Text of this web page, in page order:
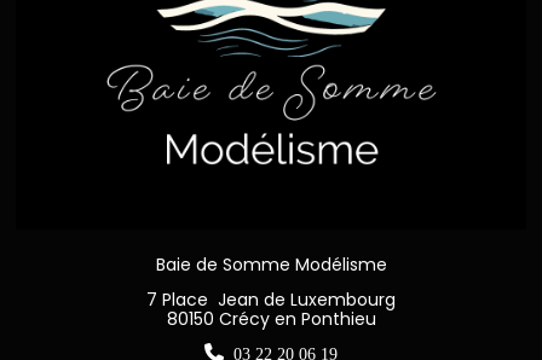
Baie de Somme Modélisme
7 Place Jean de Luxembourg
80150 Crécy en Ponthieu
 03 22 20 06 19